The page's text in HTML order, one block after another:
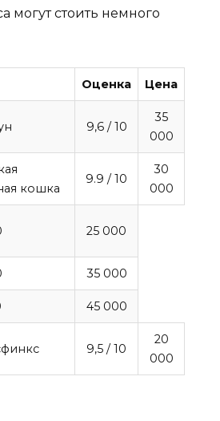
стоить немного
Оценка Цена
9,6/ 10
35
000
кошка
9.9 / 10
30
000
25 000
35 000
45 000
9,5 / 10
20
000